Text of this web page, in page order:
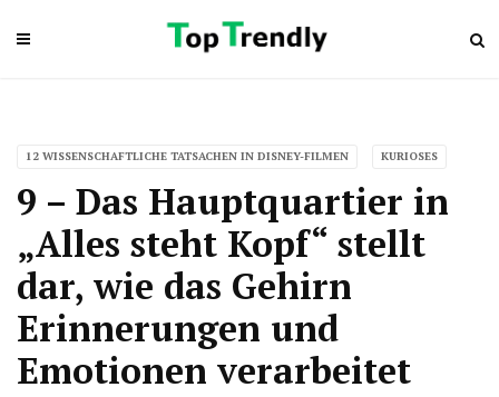
12 WISSENSCHAFTLICHE TATSACHEN IN DISNEY-FILMEN KURIOSES
9 – Das Hauptquartier in
„Alles steht Kopf“ stellt
dar, wie das Gehirn
Erinnerungen und
Emotionen verarbeitet